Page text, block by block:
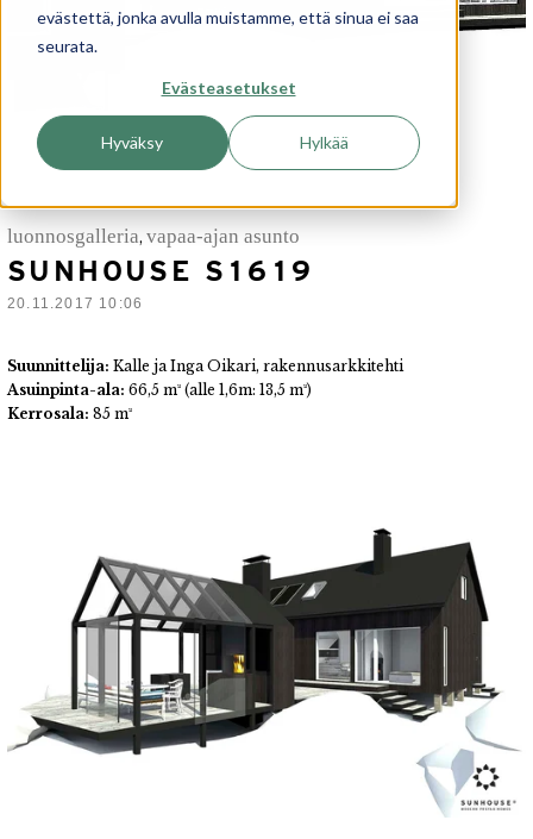
evästettä, jonka avulla muistamme, että sinua ei saa
seurata.
Evästeasetukset
Hyväksy Hylkää
luonnosgalleria, vapaa-ajan asunto
SUNHOUSE S1619
20.11.2017 10:06
Suunnittelija: Kalle ja Inga Oikari, rakennusarkkitehti
Asuinpinta-ala: 66,5 m² (alle 1,6m: 13,5 m²)
Kerrosala: 85 m²